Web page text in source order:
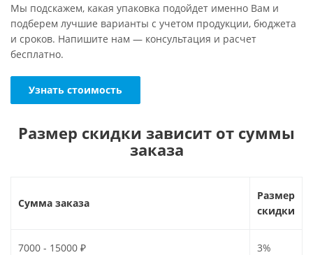
Мы подскажем, какая упаковка подойдет именно Вам и
подберем лучшие варианты с учетом продукции, бюджета
и сроков. Напишите нам — консультация и расчет
бесплатно.
Узнать стоимость
Размер скидки зависит от суммы
заказа
Сумма заказа
Размер
скидки
7000 - 15000 ₽ 3%